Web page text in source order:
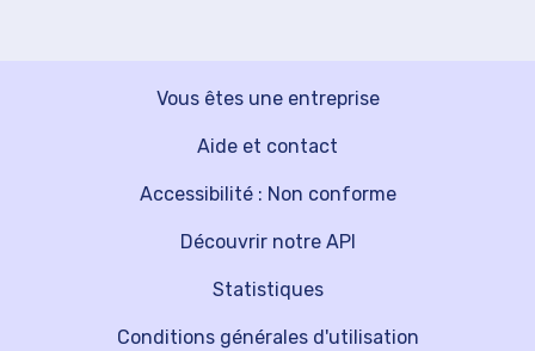
Vous êtes une entreprise
Découvrir notre API
Aide et contact
Statistiques
Accessibilité : Non conforme
Conditions générales d'utilisation